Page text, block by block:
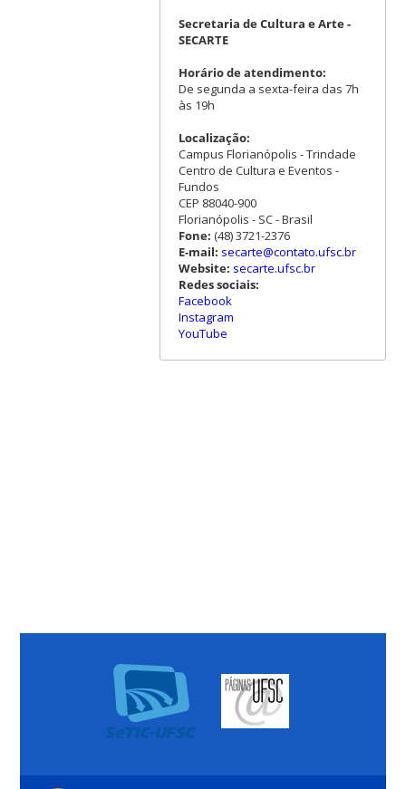
Secretaria de Cultura e Arte -
SECARTE
Horário de atendimento:
De segunda a sexta-feira das 7h
às 19h
Localização:
Campus Florianópolis - Trindade
Centro de Cultura e Eventos -
Fundos
CEP 88040-900
Florianópolis - SC - Brasil
Fone: (48) 3721-2376
E-mail: secarte@contato.ufsc.br
Website: secarte.ufsc.br
Redes sociais:
Facebook
Instagram
YouTube